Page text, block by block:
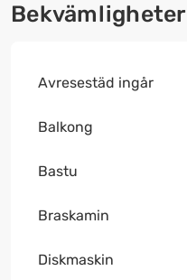
Bekvämligheter
Avresestäd ingår
Balkong
Bastu
Braskamin
Diskmaskin